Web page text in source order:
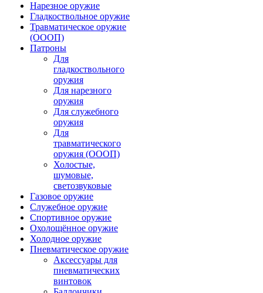
Нарезное оружие
Гладкоствольное оружие
Травматическое оружие
(ОООП)
Патроны
Для
гладкоствольного
оружия
Для нарезного
оружия
Для служебного
оружия
Для
травматического
оружия (ОООП)
Холостые,
шумовые,
светозвуковые
Газовое оружие
Служебное оружие
Спортивное оружие
Охолощённое оружие
Холодное оружие
Пневматическое оружие
Аксессуары для
пневматических
винтовок